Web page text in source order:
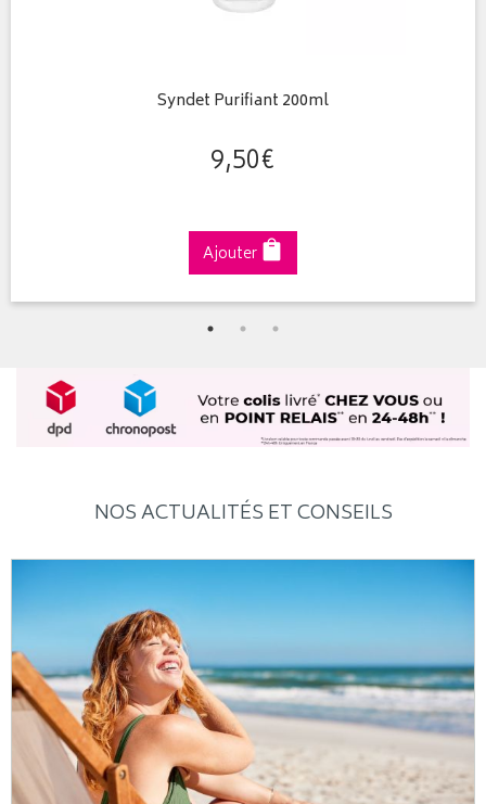
Syndet Purifiant 200ml
9,50€
Ajouter
NOS ACTUALITÉS ET CONSEILS